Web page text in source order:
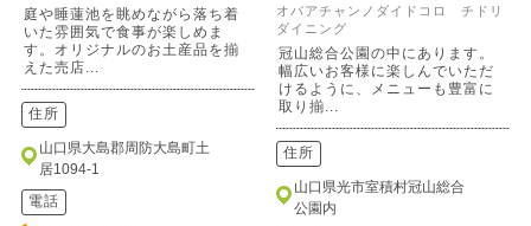
庭や睡蓮池を眺めながら落ち着
いた雰囲気で食事が楽しめま
す。オリジナルのお土産品を揃
えた売店...
住所
山口県大島郡周防大島町土
居1094-1
電話
オバアチャンノダイドコロ チドリ
ダイニング
冠山総合公園の中にあります。
幅広いお客様に楽しんでいただ
けるように、メニューも豊富に
取り揃...
住所
山口県光市室積村冠山総合
公園内